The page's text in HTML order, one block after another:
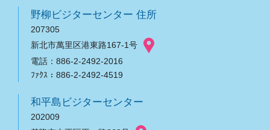
野柳ビジターセンター 住所
207305
新北市萬里区港東路167-1号
電話：886-2-2492-2016
ﾌｧｸｽ：886-2-2492-4519
和平島ビジターセンター
202009